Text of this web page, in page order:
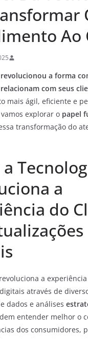
Ao
a forma
com seus
mais ágil, eficiente e
explorar o papel
transformação do
a
do
a
através de
dados e análises
entender melhor o
dos consumidores,